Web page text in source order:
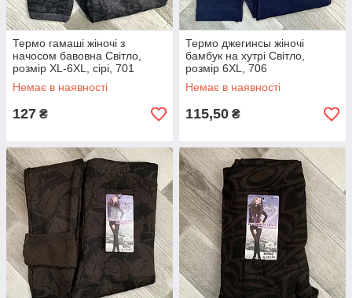
Термо гамаші жіночі з
начосом бавовна Світло,
розмір XL-6XL, сірі, 701
Немає в наявності
127 ₴
Термо джегинсы жіночі
бамбук на хутрі Світло,
розмір 6XL, 706
Немає в наявності
115,50 ₴